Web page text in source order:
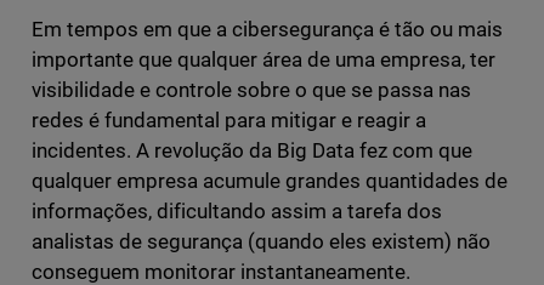
Em tempos em que a cibersegurança é tão ou mais
importante que qualquer área de uma empresa, ter
visibilidade e controle sobre o que se passa nas
redes é fundamental para mitigar e reagir a
incidentes. A revolução da Big Data fez com que
qualquer empresa acumule grandes quantidades de
informações, dificultando assim a tarefa dos
analistas de segurança (quando eles existem) não
conseguem monitorar instantaneamente.